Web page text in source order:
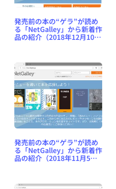
発売前の本の“ゲラ”が読め
る「NetGalley」から新着作
品の紹介（2018年12月10日
発売前の本の“ゲラ”が読め
る「NetGalley」から新着作
品の紹介（2018年11月5日